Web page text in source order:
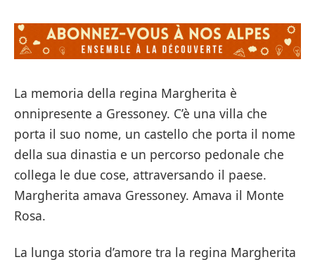
La memoria della regina Margherita è
onnipresente a Gressoney. C’è una villa che
porta il suo nome, un castello che porta il nome
della sua dinastia e un percorso pedonale che
collega le due cose, attraversando il paese.
Margherita amava Gressoney. Amava il Monte
Rosa.
La lunga storia d’amore tra la regina Margherita